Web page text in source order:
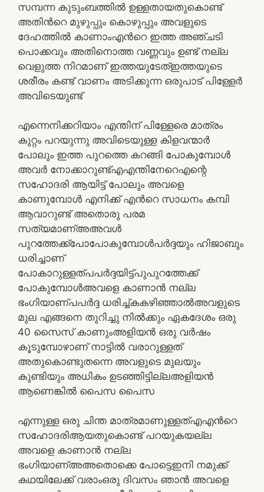
സമ്പന്ന കുടുംബത്തിൽ ഉള്ളതായതുകൊണ്ട്
അതിൻറെ മുഴുപ്പും കൊഴുപ്പും അവളുടെ
ദേഹത്തിൽ കാണാംഎൻറെ ഇത്ത അഞ്ചടി
പൊക്കവും അതിനൊത്ത വണ്ണവും ഉണ്ട് നല്ല
വെളുത്ത നിറമാണ് ഇത്തയുടേത്ഇത്തയുടെ
ശരീരം കണ്ട് വാണം അടിക്കുന്ന ഒരുപാട് പിള്ളേർ
അവിടെയുണ്ട്
എന്നെനിക്കറിയാം എന്തിന് പിള്ളേരെ മാത്രം
കുറ്റം പറയുന്നു അവിടെയുള്ള കിളവന്മാർ
പോലും ഇത്ത പുറത്തെ കറങ്ങി പോകുമ്പോൾ
അവർ നോക്കാറുണ്ട്എഎന്തിനേറെഎന്റെ
സഹോദരി ആയിട്ട് പോലും അവളെ
കാണുമ്പോൾ എനിക്ക് എൻറെ സാധനം കമ്പി
ആവാറുണ്ട് അതൊരു പരമ
സത്യമാണ്അഅവൾ
പുറത്തേക്ക്പോപോകുമ്പോൾപർദ്ദയും ഹിജാബും
ധരിച്ചാണ്
പോകാറുള്ളത്പപർദ്ദയിട്ട്പുപുറത്തേക്ക്
പോകുമ്പോൾഅവളെ കാണാൻ നല്ല
ഭംഗിയാണ്പപർദ്ദ ധരിച്ച്കകഴിഞ്ഞാൽഅവളുടെ
മുല എങ്ങനെ തുറിച്ചു നിൽക്കും ഏകദേശം ഒരു
40 സൈസ് കാണുംഅളിയൻ ഒരു വർഷം
കൂടുമ്പോഴാണ് നാട്ടിൽ വരാറുള്ളത്
അതുകൊണ്ടുതന്നെ അവളുടെ മുലയും
കുണ്ടിയും അധികം ഉടഞ്ഞിട്ടില്ലഅളിയൻ
ആണെങ്കിൽ പൈസ പൈസ
എന്നുള്ള ഒരു ചിന്ത മാത്രമാണുള്ളത്എഎൻറെ
സഹോദരിആയതുകൊണ്ട് പറയുകയല്ല
അവളെ കാണാൻ നല്ല
ഭംഗിയാണ്അഅതൊക്കെ പോട്ടെഇനി നമുക്ക്
കഥയിലേക്ക് വരാംഒരു ദിവസം ഞാൻ അവളെ